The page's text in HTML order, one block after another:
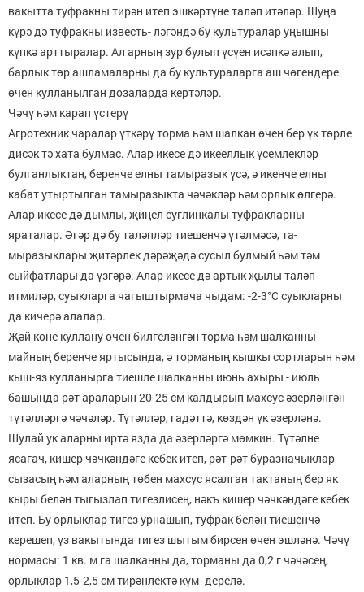
вакытта туфракны тирән итеп эш­кәртүне таләп итәләр. Шуңа
күрә дә туфракны известь- ләгәндә бу культуралар уңышны
күпкә арттыралар. Ал ар­ның зур булып үсүен исәпкә алып,
барлык төр ашлама­ларны да бу культураларга аш чөгендере
өчен кулланыл­ган дозаларда кертәләр.
Чәчү һәм карап үстерү
Агротехник чаралар үткәрү торма һәм шалкан өчен бер үк төрле
дисәк тә хата булмас. Алар икесе дә икеел­лык үсемлекләр
булганлыктан, беренче елны тамыразык үсә, ә икенче елны
кабат утыртылган тамыразыкта чә­чәкләр һәм орлык өлгерә.
Алар икесе дә дымлы, җиңел суглинкалы туфраклар­ны
яраталар. Әгәр дә бу таләпләр тиешенчә үтәлмәсә, та­
мыразыклары җитәрлек дәрәҗәдә сусыл булмый һәм тәм
сыйфатлары да үзгәрә. Алар икесе дә артык җылы таләп
итмиләр, суыкларга чагыштырмача чыдам: -2-3°С су­ыкларны
да кичерә алалар.
Җәй көне куллану өчен билгеләнгән торма һәм шал­канны -
майның беренче яртысында, ә торманың кыш­кы сортларын һәм
кыш-яз кулланырга тиешле шалкан­ны июнь ахыры - июль
башында рәт араларын 20-25 см калдырып махсус әзерләнгән
түтәлләргә чәчәләр. Түтәл­ләр, гадәттә, көздән үк әзерләнә.
Шулай ук аларны иртә язда да әзерләргә мөмкин. Түтәлне
ясагач, кишер чәч­кәндәге кебек итеп, рәт-рәт буразначыклар
сызасың һәм аларның төбен махсус ясалган тактаның бер як
кыры белән тыгызлап тигезлисең, нәкъ кишер чәчкәндәге ке­бек
итеп. Бу орлыклар тигез урнашып, туфрак белән ти­ешенчә
керешеп, үз вакытында тигез шытым бирсен өчен эшләнә. Чәчү
нормасы: 1 кв. м га шалканны да, торма­ны да 0,2 г чәчәсең,
орлыклар 1,5-2,5 см тирәнлектә күм- дерелә.